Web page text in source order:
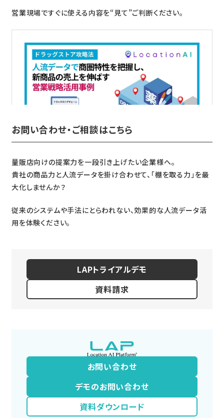
営業現場ですぐに使える内容を“見て”ご判断ください。
お問い合わせ・ご相談はこちら
量販店向けの提案力を一段引き上げたい企業様へ。
貴社の商品力と人流データを掛け合わせて、「棚を取る力」を最
大化しませんか？
従来のシステムや手法にとらわれない、効果的な人流データ活
用を体験ください。
LAPトライアルデモ
資料請求
お問い合わせ
デモのお問い合わせ
資料ダウンロード